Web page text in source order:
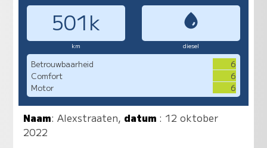
501k
km diesel
Betrouwbaarheid
6
Comfort
6
Motor
6
Naam:Alexstraaten, datum : 12 oktober
2022